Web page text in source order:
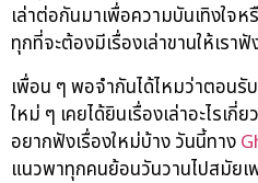
เล่าต่อกันมาเพื่อความบันเทิงใจห
ทุกที่จะต้องมีเรื่องเล่าขานให้เร
เพื่อน ๆ พอจำกันได้ไหมว่าตอนรั
ใหม่ ๆ เคยได้ยินเรื่องเล่าอะไรเ
อยากฟังเรื่องใหม่บ้าง วันนี้ทาง
แนวพาทุกคนย้อนวันวานไปสมัยเ